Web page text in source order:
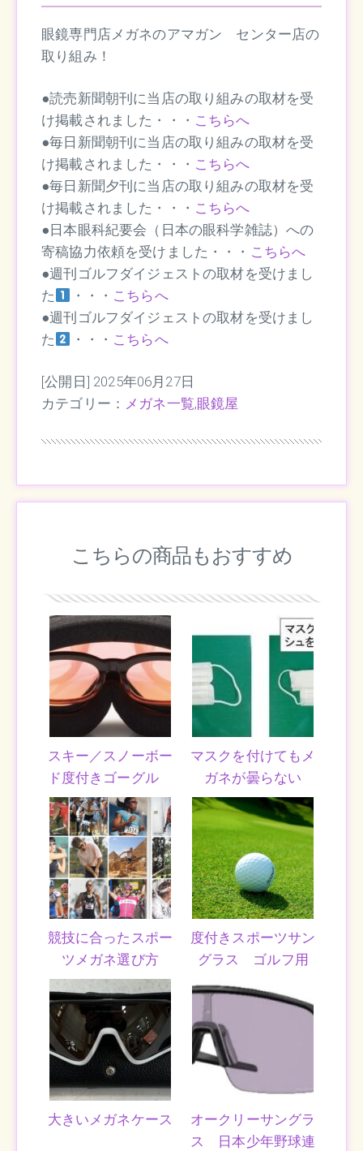
眼鏡専門店メガネのアマガン センター店の
取り組み！
●読売新聞朝刊に当店の取り組みの取材を受
け掲載されました・・・ こちらへ
●毎日新聞朝刊に当店の取り組みの取材を受
け掲載されました・・・ こちらへ
●毎日新聞夕刊に当店の取り組みの取材を受
け掲載されました・・・ こちらへ
●日本眼科紀要会（日本の眼科学雑誌）への
寄稿協力依頼を受けました・・・ こちらへ
●週刊ゴルフダイジェストの取材を受けまし
た
・・・ こちらへ
●週刊ゴルフダイジェストの取材を受けまし
た
・・・ こちらへ
[公開日] 2025年06月27日
カテゴリー： メガネ一覧,眼鏡屋
こちらの商品もおすすめ
スキー／スノーボー
ド度付きゴーグル
マスクを付けてもメ
ガネが曇らない
競技に合ったスポー
ツメガネ選び方
度付きスポーツサン
グラス ゴルフ用
大きいメガネケース
オークリーサングラ
ス 日本少年野球連